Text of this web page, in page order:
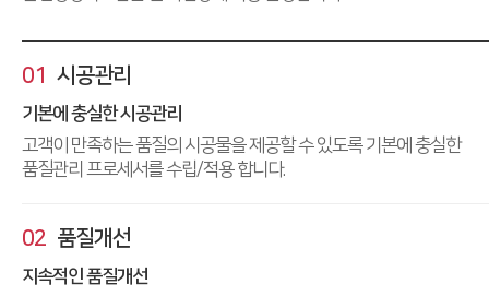
01 시공관리
기본에 충실한 시공관리
고객이 만족하는 품질의 시공물을 제공할 수 있도록 기본에 충실한
품질관리 프로세서를 수립/적용 합니다.
02 품질개선
지속적인 품질개선